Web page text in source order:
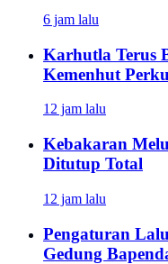
6 jam lalu
Karhutla Terus
Kemenhut
12 jam lalu
Kebakaran
Ditutup Total
12 jam lalu
Pengaturan
Gedung